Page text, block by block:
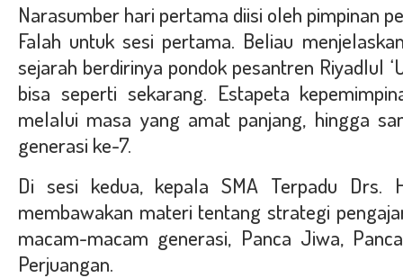
Narasumber hari pertama diisi oleh pimpinan
Falah untuk sesi pertama. Beliau
sejarah berdirinya pondok pesantren Riyadlul
bisa seperti sekarang. Estapeta
melalui masa yang amat panjang, hingga
generasi ke-7.
Di sesi kedua, kepala SMA Terpadu Drs.
membawakan materi tentang strategi
macam-macam generasi, Panca Jiwa,
Perjuangan.